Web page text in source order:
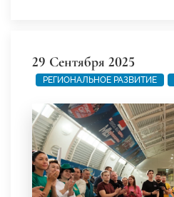
29 Сентября 2025
РЕГИОНАЛЬНОЕ РАЗВИТИЕ